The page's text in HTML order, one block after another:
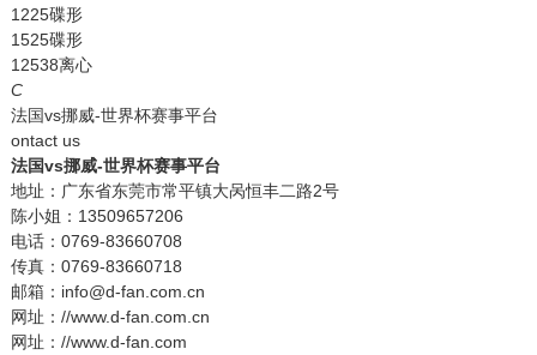
1225碟形
1525碟形
12538离心
C
法国vs挪威-世界杯赛事平台
ontact us
法国vs挪威-世界杯赛事平台
地址：广东省东莞市常平镇大呙恒丰二路2号
陈小姐：13509657206
电话：0769-83660708
传真：0769-83660718
邮箱：info@d-fan.com.cn
网址：//www.d-fan.com.cn
网址：//www.d-fan.com